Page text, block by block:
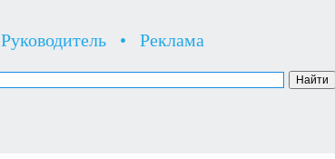
Руководитель • Реклама